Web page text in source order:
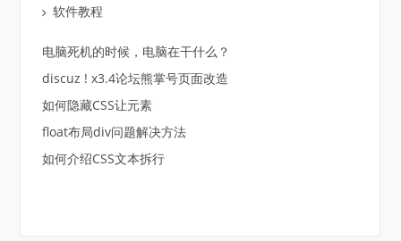
软件教程
电脑死机的时候，电脑在干什么？
discuz ! x3.4论坛熊掌号页面改造
如何隐藏CSS让元素
float布局div问题解决方法
如何介绍CSS文本拆行